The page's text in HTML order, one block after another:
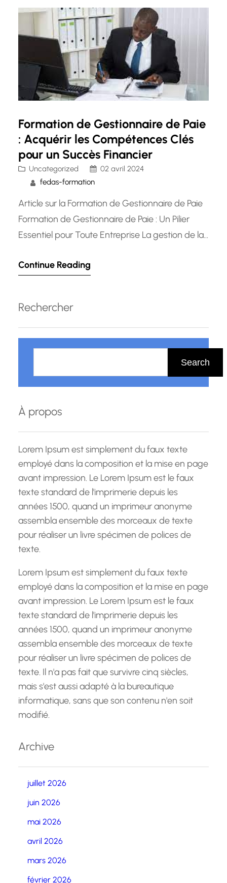
la relation employeur-employé, impliquant…
Formation de Gestionnaire de Paie
: Acquérir les Compétences Clés
pour un Succès Financier
Uncategorized
02 avril 2024
fedas-formation
Article sur la Formation de Gestionnaire de Paie
Formation de Gestionnaire de Paie : Un Pilier
Essentiel pour Toute Entreprise La gestion de la
entreprise. La complexité croissante des
rend indispensable la présence…
Continue Reading
Rechercher
h
r
c
h
Search
À propos
Lorem Ipsum est simplement du faux texte
employé dans la composition et la mise en page
avant impression. Le Lorem Ipsum est le faux
texte standard de l'imprimerie depuis les
années 1500, quand un imprimeur anonyme
assembla ensemble des morceaux de texte
pour réaliser un livre spécimen de polices de
texte.
Lorem Ipsum est simplement du faux texte
employé dans la composition et la mise en page
avant impression. Le Lorem Ipsum est le faux
texte standard de l'imprimerie depuis les
années 1500, quand un imprimeur anonyme
assembla ensemble des morceaux de texte
pour réaliser un livre spécimen de polices de
texte. Il n'a pas fait que survivre cinq siècles,
mais s'est aussi adapté à la bureautique
informatique, sans que son contenu n'en soit
modifié.
Archive
juillet 2026
juin 2026
mai 2026
avril 2026
mars 2026
février 2026